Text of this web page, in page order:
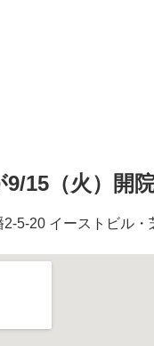
15（火）開
5-20 イーストビル・